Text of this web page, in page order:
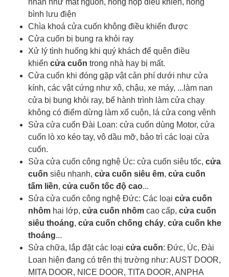
nhân như mất nguồn, hỏng hộp điều khiển, hỏng
bình lưu điện
Chìa khoá cửa cuốn không điều khiển được
Cửa cuốn bị bung ra khỏi ray
Xử lý tình huống khi quý khách để quên điều
khiển cửa cuốn trong nhà hay bị mất.
Cửa cuốn khi đóng gặp vật cản phí dưới như cửa
kính, các vật cứng như xô, chậu, xe máy, ...làm nan
cửa bị bung khỏi ray, bể hành trình làm cửa chạy
không có điểm dừng làm xổ cuộn, lá cửa cong vênh
Sửa cửa cuốn Đài Loan: cửa cuốn dùng Motor, cửa
cuốn lò xo kéo tay, vô dầu mỡ, bảo trì các loại cửa
cuốn.
Sửa cửa cuốn công nghệ Úc: cửa cuốn siêu tốc, cửa
cuốn siêu nhanh, cửa cuốn siêu êm, cửa cuốn
tấm liền, cửa cuốn tốc độ cao...
Sửa cửa cuốn công nghệ Đức: Các loại cửa cuốn
nhôm hai lớp, cửa cuốn nhôm cao cấp, cửa cuốn
siêu thoáng, cửa cuốn chống cháy, cửa cuốn khe
thoáng...
Sửa chữa, lắp đặt các loại cửa cuốn: Đức, Úc, Đài
Loan hiện đang có trên thị trường như: AUST DOOR,
MITA DOOR, NICE DOOR, TITA DOOR, ANPHA